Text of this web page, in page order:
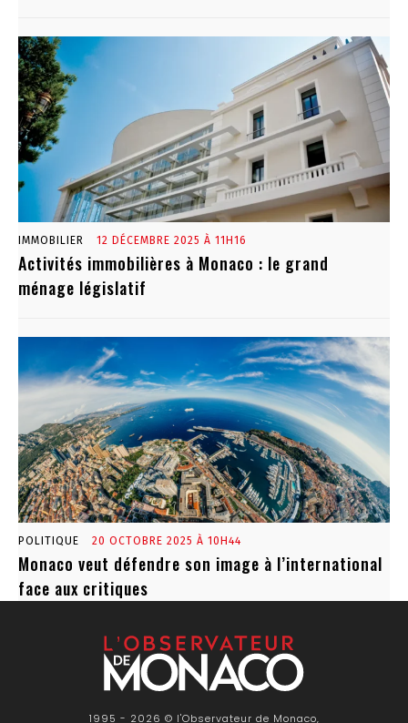
IMMOBILIER 12 DÉCEMBRE 2025 À 11H16
Activités immobilières à Monaco : le grand
ménage législatif
POLITIQUE 20 OCTOBRE 2025 À 10H44
Monaco veut défendre son image à l’international
face aux critiques
1995 - 2026 © l'Observateur de Monaco,